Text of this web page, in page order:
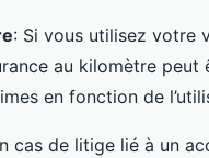
: Si vous utilisez votre
au kilomètre
en fonction de
cas de litige lié à un